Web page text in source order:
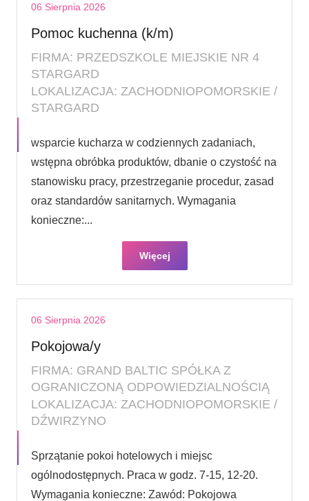
06 Sierpnia 2026
Pomoc kuchenna (k/m)
FIRMA: PRZEDSZKOLE MIEJSKIE NR 4
STARGARD
LOKALIZACJA: ZACHODNIOPOMORSKIE /
STARGARD
wsparcie kucharza w codziennych zadaniach,
wstępna obróbka produktów, dbanie o czystość na
stanowisku pracy, przestrzeganie procedur, zasad
oraz standardów sanitarnych. Wymagania
konieczne:...
Więcej
06 Sierpnia 2026
Pokojowa/y
FIRMA: GRAND BALTIC SPÓŁKA Z
OGRANICZONĄ ODPOWIEDZIALNOŚCIĄ
LOKALIZACJA: ZACHODNIOPOMORSKIE /
DŹWIRZYNO
Sprzątanie pokoi hotelowych i miejsc
ogólnodostępnych. Praca w godz. 7-15, 12-20.
Wymagania konieczne: Zawód: Pokojowa